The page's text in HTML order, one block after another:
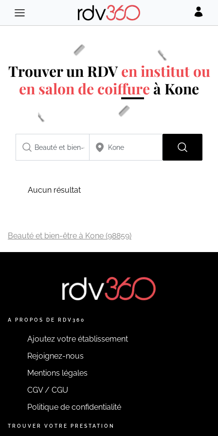
Trouver un RDVen institut ou
en salon de coiffure à Kone
Aucun résultat
Beauté et bien-être à Kone (98859)
A PROPOS DE RDV360
Ajoutez votre établissement
Rejoignez-nous
Mentions légales
CGV / CGU
Politique de confidentialité
TROUVER VOTRE PRESTATION